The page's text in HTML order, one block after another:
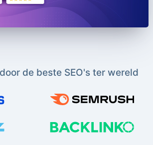
de beste SEO's ter wereld